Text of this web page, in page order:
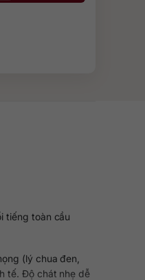
tiếng toàn cầu
(lý chua đen,
tế. Độ chát nhẹ dễ